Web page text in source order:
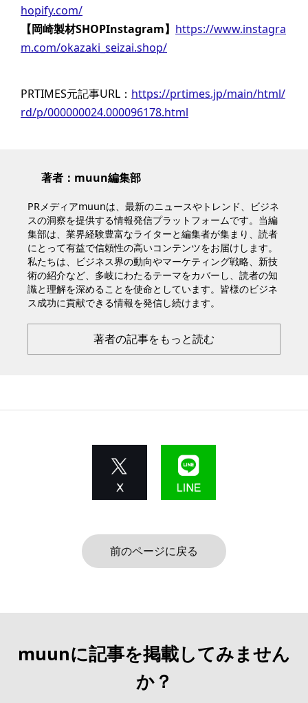
hopify.com/
【岡崎製材SHOPInstagram】 https://www.instagra
m.com/okazaki_seizai.shop/
PRTIMES元記事URL： https://prtimes.jp/main/html/
rd/p/000000024.000096178.html
著者：muun編集部
PRメディアmuunは、最新のニュースやトレンド、ビジネ
スの洞察を提供する情報発信プラットフォームです。当編
集部は、業界経験豊富なライターと編集者が集まり、読者
にとって有益で信頼性の高いコンテンツをお届けします。
私たちは、ビジネス界の動向やマーケティング戦略、新技
術の紹介など、多岐にわたるテーマをカバーし、読者の知
識と理解を深めることを使命としています。皆様のビジネ
ス成功に貢献できる情報を発信し続けます。
著者の記事をもっと読む
前のページに戻る
muunに記事を掲載してみません
か？